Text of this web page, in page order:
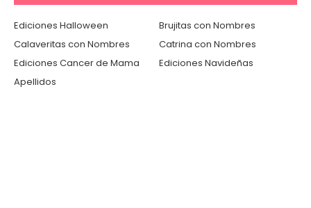
Ediciones Halloween
Brujitas con Nombres
Calaveritas con Nombres
Catrina con Nombres
Ediciones Cancer de Mama
Ediciones Navideñas
Apellidos